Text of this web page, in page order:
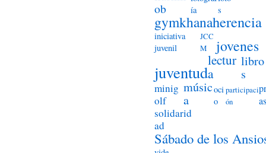
ob
ía
s
gymkhanaherencia
iniciativa
juvenil
JCC
M
jovenes
juventud
lectur
a
libro
s
minig
olf
músic
a
oci
o
participaci
ón
as
solidarid
ad
Sábado de los